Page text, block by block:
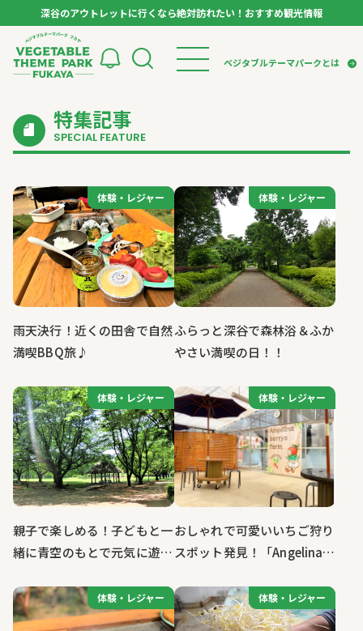
深谷のアウトレットに行くなら絶対訪れたい！おすすめ観光情報
ベジタブルテーマパークとは
トップページ
モデルコース
スポット
イベント
体験
特集記事
パートナー企業について
アンバサダー
お役立ち情報
レシピ集
特集記事
SPECIAL FEATURE
体験・レジャー
体験・レジャー
雨天決行！近くの田舎で自然
満喫BBQ旅♪
体験・レジャー
体験・レジャー
ふらっと深谷で森林浴＆ふか
やさい満喫の日！！
体験・レジャー
体験・レジャー
親子で楽しめる！子どもと一
緒に青空のもとで元気に遊ぶ
体験・レジャー
体験・レジャー
おしゃれで可愛いいちご狩り
スポット発見！「Angelina
体験・レジャー
体験・レジャー 体験・レジャー
体験・レジャー